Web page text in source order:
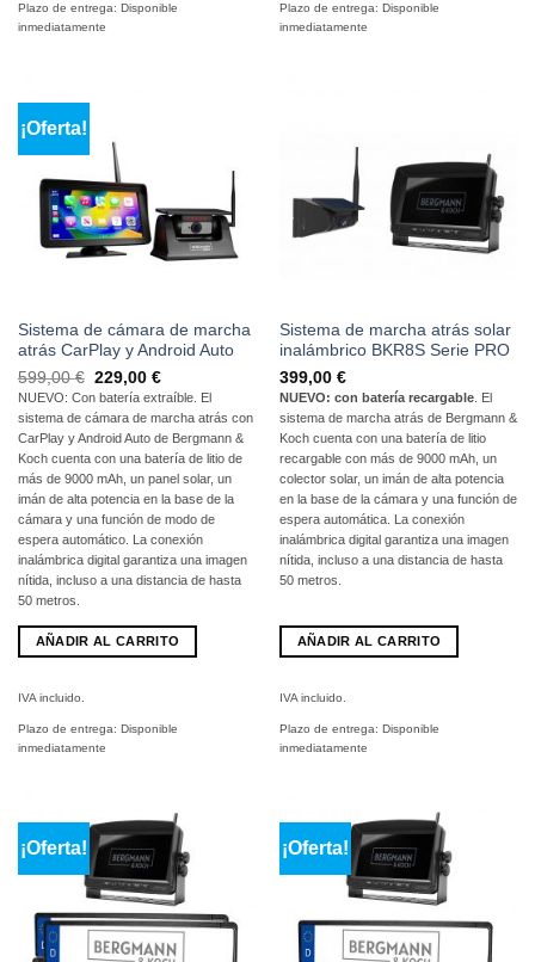
Plazo de entrega: Disponible
inmediatamente
Plazo de entrega: Disponible
inmediatamente
¡Oferta!
Sistema de cámara de marcha
atrás CarPlay y Android Auto
599,00€ El
precio
original
era:
599,00
€
229,00 €El
precio
actual
es
de
229,00
NUEVO: Con batería extraíble. El
sistema de cámara de marcha atrás con
CarPlay y Android Auto de Bergmann &
Koch cuenta con una batería de litio de
más de 9000 mAh, un panel solar, un
imán de alta potencia en la base de la
cámara y una función de modo de
espera automático. La conexión
inalámbrica digital garantiza una imagen
nítida, incluso a una distancia de hasta
50 metros.
AÑADIR AL CARRITO
IVA incluido.
Plazo de entrega: Disponible
inmediatamente
Sistema de marcha atrás solar
inalámbrico BKR8S Serie PRO
399,00 €
NUEVO: con batería recargable. El
sistema de marcha atrás de Bergmann &
Koch cuenta con una batería de litio
recargable con más de 9000 mAh, un
colector solar, un imán de alta potencia
en la base de la cámara y una función de
espera automática. La conexión
inalámbrica digital garantiza una imagen
nítida, incluso a una distancia de hasta
50 metros.
AÑADIR AL CARRITO
IVA incluido.
Plazo de entrega: Disponible
inmediatamente
¡Oferta! ¡Oferta!